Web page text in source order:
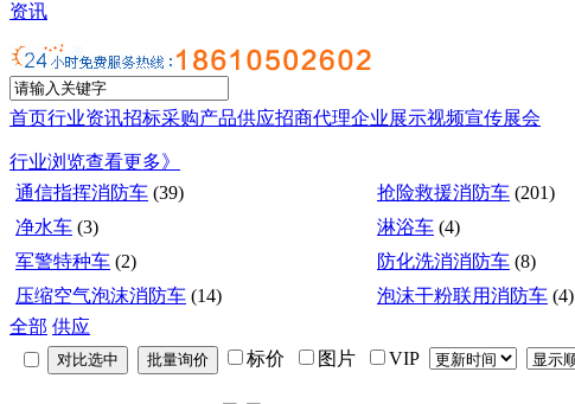
资讯
首页行业资讯招标采购产品供应招商代理企业展示视频宣传展会
行业浏览查看更多》
通信指挥消防车 (39) 抢险救援消防车 (201)
净水车 (3) 淋浴车 (4)
军警特种车 (2) 防化洗消消防车 (8)
压缩空气泡沫消防车 (14) 泡沫干粉联用消防车 (4)
全部 供应
标价
图片 VIP